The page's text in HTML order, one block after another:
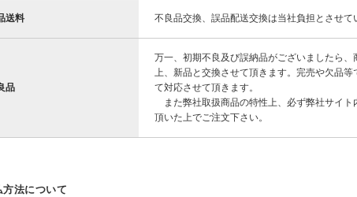
送料 不良品交換、誤品配送交換は当社負担とさせて
品
万一、初期不良及び誤納品がございましたら
上、新品と交換させて頂きます。完売や欠品
て対応させて頂きます。
また弊社取扱商品の特性上、必ず弊社サイト
頂いた上でご注文下さい。
方法について